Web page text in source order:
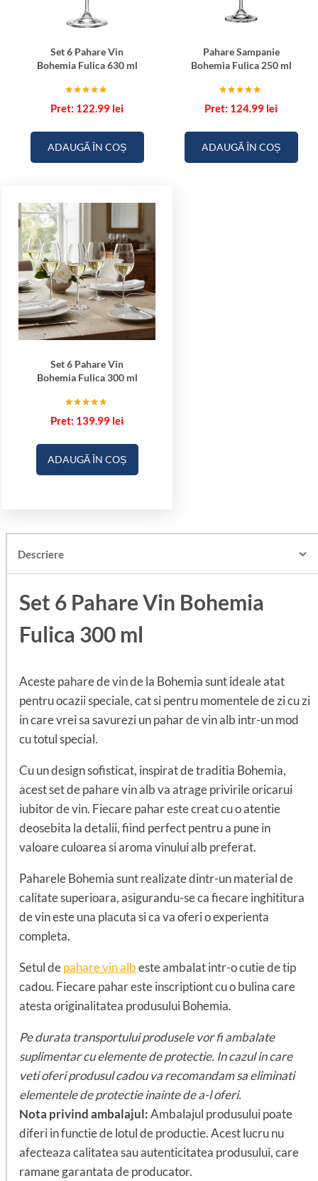
Set 6 Pahare Vin
Bohemia Fulica 630 ml
5.00
122.99 lei
ADAUGĂ ÎN COȘ
Pahare Sampanie
Bohemia Fulica 250 ml
5.00
124.99 lei
ADAUGĂ ÎN COȘ
Set 6 Pahare Vin
Bohemia Fulica 300 ml
5.00
139.99 lei
ADAUGĂ ÎN COȘ
Descriere
Set 6 Pahare Vin Bohemia
Fulica 300 ml
Aceste pahare de vin de la Bohemia sunt ideale atat
pentru ocazii speciale, cat si pentru momentele de zi cu zi
in care vrei sa savurezi un pahar de vin alb intr-un mod
cu totul special.
Cu un design sofisticat, inspirat de traditia Bohemia,
acest set de pahare vin alb va atrage privirile oricarui
iubitor de vin. Fiecare pahar este creat cu o atentie
deosebita la detalii, fiind perfect pentru a pune in
valoare culoarea si aroma vinului alb preferat.
Paharele Bohemia sunt realizate dintr-un material de
calitate superioara, asigurandu-se ca fiecare inghititura
de vin este una placuta si ca va oferi o experienta
completa.
Setul depahare vin albeste ambalat intr-o cutie de tip
cadou. Fiecare pahar este inscriptiont cu o bulina care
atesta originalitatea produsului Bohemia.
Pe durata transportului produsele vor fi ambalate
suplimentar cu elemente de protectie. In cazul in care
veti oferi produsul cadou va recomandam sa eliminati
elementele de protectie inainte de a-l oferi.
Nota privind ambalajul:Ambalajul produsului poate
diferi in functie de lotul de productie. Acest lucru nu
afecteaza calitatea sau autenticitatea produsului, care
ramane garantata de producator.